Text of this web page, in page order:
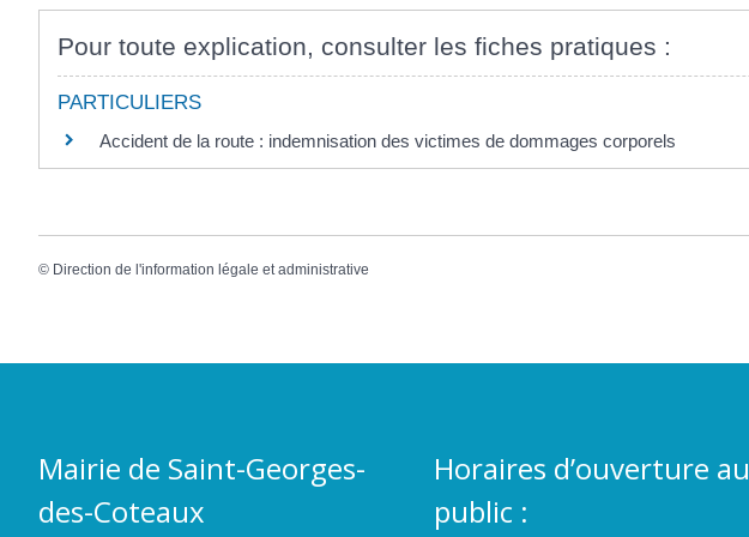
Pour toute explication, consulter les fiches pratiques :
PARTICULIERS
Accident de la route : indemnisation des victimes de dommages corporels
© Direction de l'information légale et administrative
Mairie de Saint-Georges-
des-Coteaux
Horaires d’ouverture au
public :